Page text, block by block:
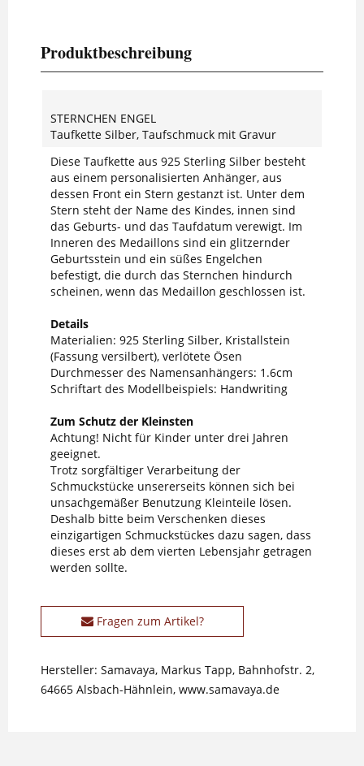
Produktbeschreibung
STERNCHEN ENGEL
Taufkette Silber, Taufschmuck mit Gravur
Diese Taufkette aus 925 Sterling Silber besteht
aus einem personalisierten Anhänger, aus
dessen Front ein Stern gestanzt ist. Unter dem
Stern steht der Name des Kindes, innen sind
das Geburts- und das Taufdatum verewigt. Im
Inneren des Medaillons sind ein glitzernder
Geburtsstein und ein süßes Engelchen
befestigt, die durch das Sternchen hindurch
scheinen, wenn das Medaillon geschlossen ist.
Details
Materialien: 925 Sterling Silber, Kristallstein
(Fassung versilbert), verlötete Ösen
Durchmesser des Namensanhängers: 1.6cm
Schriftart des Modellbeispiels: Handwriting
Zum Schutz der Kleinsten
Achtung! Nicht für Kinder unter drei Jahren
geeignet.
Trotz sorgfältiger Verarbeitung der
Schmuckstücke unsererseits können sich bei
unsachgemäßer Benutzung Kleinteile lösen.
Deshalb bitte beim Verschenken dieses
einzigartigen Schmuckstückes dazu sagen, dass
dieses erst ab dem vierten Lebensjahr getragen
werden sollte.
Fragen zum Artikel?
Hersteller: Samavaya, Markus Tapp, Bahnhofstr. 2,
64665 Alsbach-Hähnlein, www.samavaya.de